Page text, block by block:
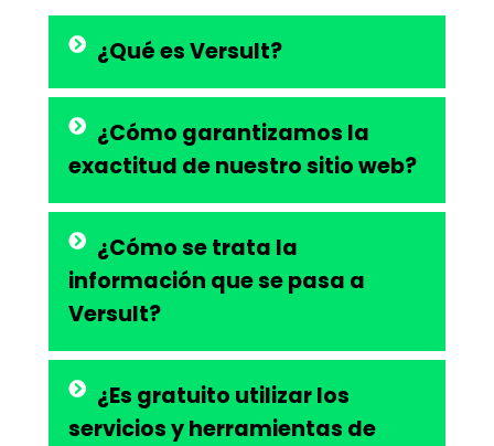
¿Qué es Versult?
¿Cómo garantizamos la
exactitud de nuestro sitio web?
¿Cómo se trata la
información que se pasa a
Versult?
¿Es gratuito utilizar los
servicios y herramientas de